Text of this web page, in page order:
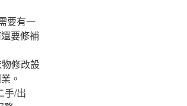
要有一
要修補
修改設
。
手/出